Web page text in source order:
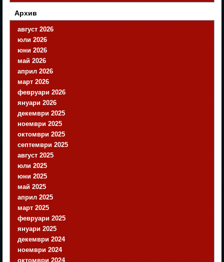
Архив
август 2026
юли 2026
юни 2026
май 2026
април 2026
март 2026
февруари 2026
януари 2026
декември 2025
ноември 2025
октомври 2025
септември 2025
август 2025
юли 2025
юни 2025
май 2025
април 2025
март 2025
февруари 2025
януари 2025
декември 2024
ноември 2024
октомври 2024